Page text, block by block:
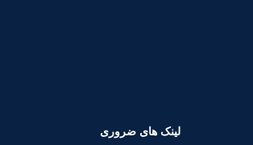
لینک های ضروری